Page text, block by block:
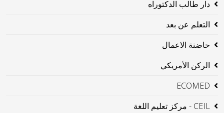
دار طالب الدكتوراه
التعلم عن بعد
حاضنة الاعمال
الركن الأمريكي
ECOMED
CEIL - مركز تعليم اللغة